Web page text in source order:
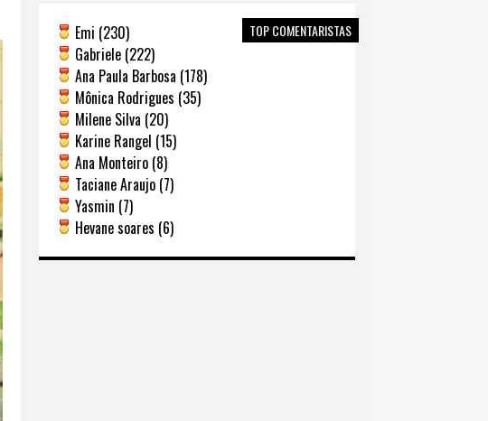
TOP COMENTARISTAS
Emi (230)
Gabriele (222)
Ana Paula Barbosa (178)
Mônica Rodrigues (35)
Milene Silva (20)
Karine Rangel (15)
Ana Monteiro (8)
Taciane Araujo (7)
Yasmin (7)
Hevane soares (6)